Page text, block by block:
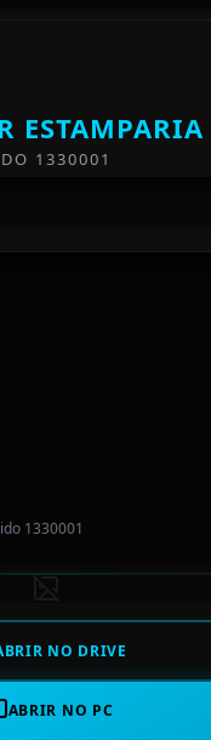
ESTAMPARIA
1330001
1330001
NO DRIVE
ABRIR NO PC